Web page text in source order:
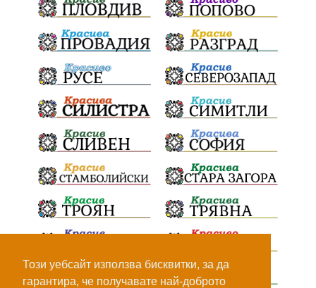
Този уебсайт използва бисквитки, за да
гарантира, че получавате най-доброто